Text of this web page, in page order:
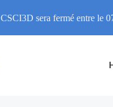
CSCI3D sera fermé entre le